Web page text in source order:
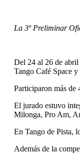
La 3º Preliminar
Del 24 al 26 de
Tango Café Space
Participaron más de
El jurado estuvo
Milonga, Pro Am,
En Tango de Pista,
Además de la